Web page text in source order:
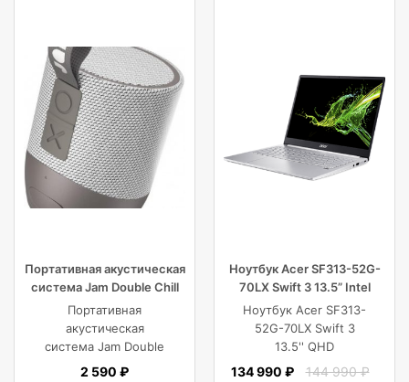
Портативная акустическая
система Jam Double Chill
Grey
Портативная
акустическая
система Jam Double
Chill Grey (серый)
2 590 ₽
Ноутбук Acer SF313-52G-
70LX Swift 3 13.5” Intel
Core i7 16 GB 1TB SSD,
Silver
Ноутбук Acer SF313-
52G-70LX Swift 3
13.5'' QHD
(2256x1504) IPS/Intel
134 990 ₽
144 990 ₽